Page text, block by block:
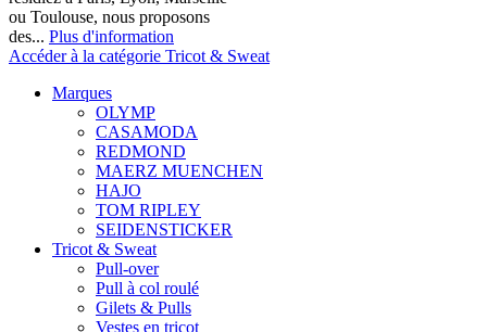
ou Toulouse, nous proposons
des... Plus d'information
Accéder à la catégorie Tricot & Sweat
Marques
OLYMP
CASAMODA
REDMOND
MAERZ MUENCHEN
HAJO
TOM RIPLEY
SEIDENSTICKER
Tricot & Sweat
Pull-over
Pull à col roulé
Gilets & Pulls
Vestes en tricot